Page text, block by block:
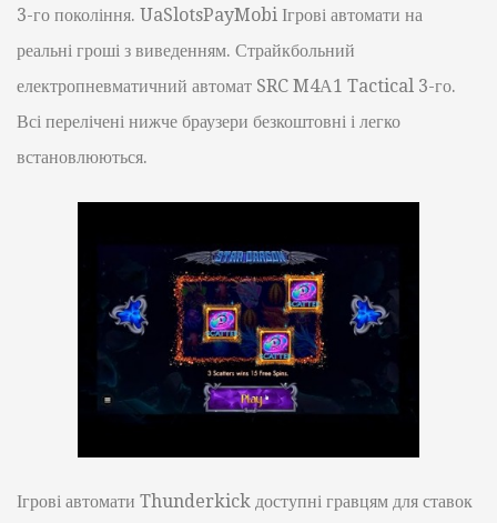
3-го покоління. UaSlotsPayMobi Ігрові автомати на
реальні гроші з виведенням. Страйкбольний
електропневматичний автомат SRC M4А1 Tactical 3-го.
Всі перелічені нижче браузери безкоштовні і легко
встановлюються.
Ігрові автомати Thunderkick доступні гравцям для ставок